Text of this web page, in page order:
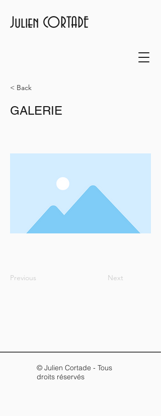
Julien CORTADE
< Back
GALERIE
Previous Next
© Julien Cortade - Tous
droits réservés